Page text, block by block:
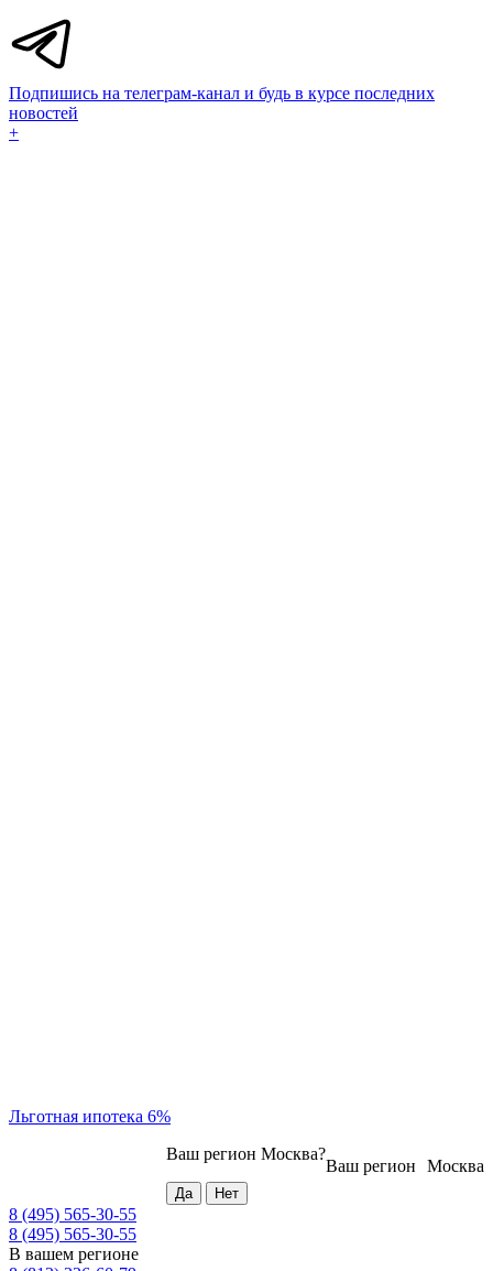
Подпишись на телеграм-канал и будь в курсе последних
новостей
+
Льготная ипотека 6%
Москва
Ваш регион
Ваш регион Москва?
8 (495) 565-30-55
8 (495) 565-30-55
В вашем регионе